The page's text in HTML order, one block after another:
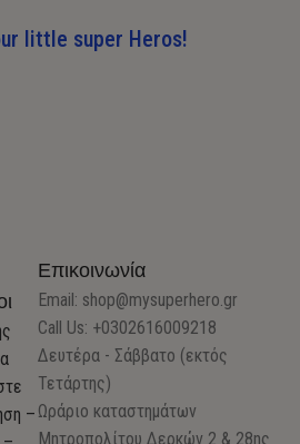
little super Heros!
–
Επικοινωνία
Email: shop@mysuperhero.gr
Call Us: +0302616009218
Δευτέρα - Σάββατο (εκτός
Τετάρτης)
Ωράριο καταστημάτων
Μητροπολίτου Δερκών 2 & 28ης